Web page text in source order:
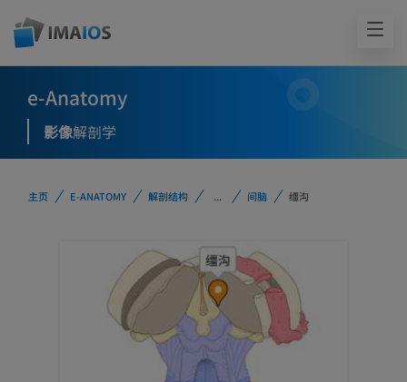
e-Anatomy
影像解剖学
主页 E-ANATOMY 解剖结构 ... 间脑 缰沟